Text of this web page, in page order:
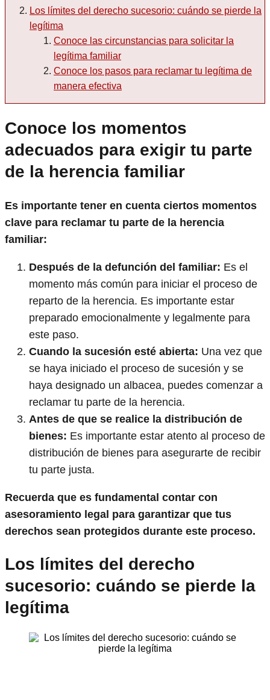
Los límites del derecho sucesorio: cuándo se pierde la
legítima
Conoce las circunstancias para solicitar la
legítima familiar
Conoce los pasos para reclamar tu legítima de
manera efectiva
Conoce los momentos
adecuados para exigir tu parte
de la herencia familiar
Es importante tener en cuenta ciertos momentos
clave para reclamar tu parte de la herencia
familiar:
Después de la defunción del familiar: Es el
momento más común para iniciar el proceso de
reparto de la herencia. Es importante estar
preparado emocionalmente y legalmente para
este paso.
Cuando la sucesión esté abierta: Una vez que
se haya iniciado el proceso de sucesión y se
haya designado un albacea, puedes comenzar a
reclamar tu parte de la herencia.
Antes de que se realice la distribución de
bienes: Es importante estar atento al proceso de
distribución de bienes para asegurarte de recibir
tu parte justa.
Recuerda que es fundamental contar con
asesoramiento legal para garantizar que tus
derechos sean protegidos durante este proceso.
Los límites del derecho
sucesorio: cuándo se pierde la
legítima